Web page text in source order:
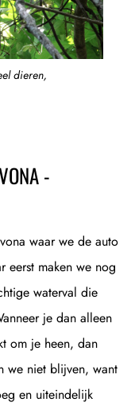
dieren,
-
waar we de auto
eerst maken we nog
waterval die
je dan alleen
om je heen, dan
we niet blijven, want
en uiteindelijk